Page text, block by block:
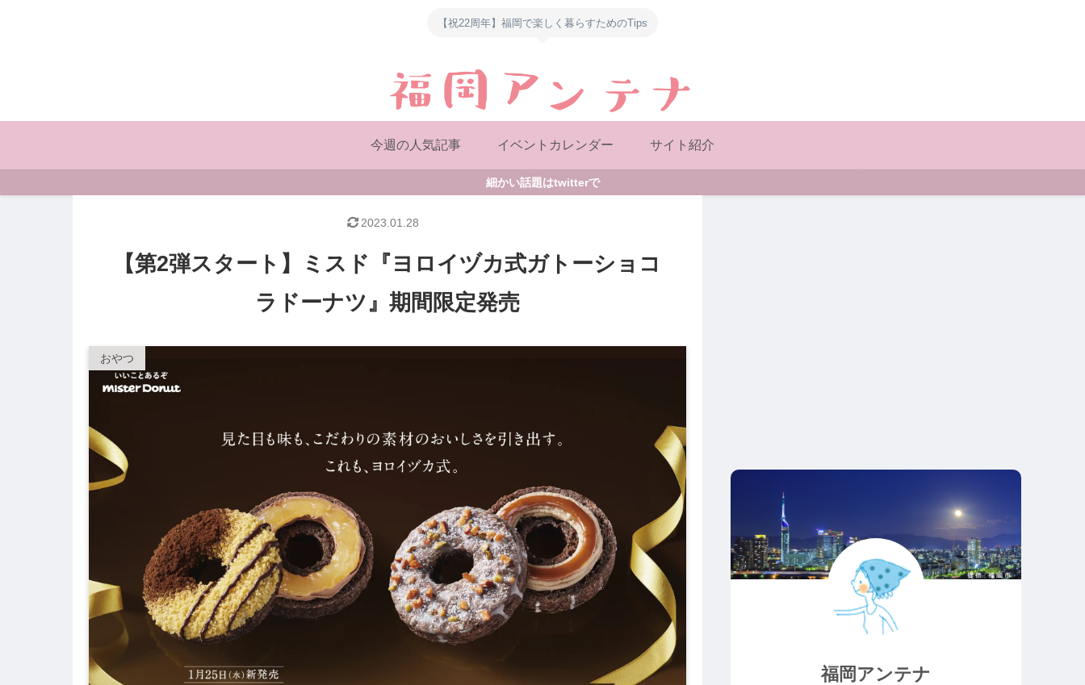
【祝22周年】福岡で楽しく暮らすためのTips
今週の人気記事 イベントカレンダー サイト紹介
細かい話題はtwitterで
【第2弾スタート】ミスド『ヨロイヅカ式ガトーショコ
ラドーナツ』期間限定発売
おやつ
2023.01.28
福岡アンテナ